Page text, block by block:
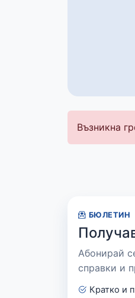
Възникна
БЮЛЕТИН
Абонирай
справки и
Кратко и